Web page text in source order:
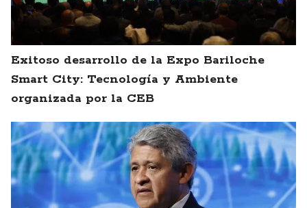
Exitoso desarrollo de la Expo Bariloche
Smart City: Tecnología y Ambiente
organizada por la CEB